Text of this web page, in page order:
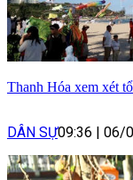
Thanh Hóa xem xét
DÂN SỰ09:36 | 06/